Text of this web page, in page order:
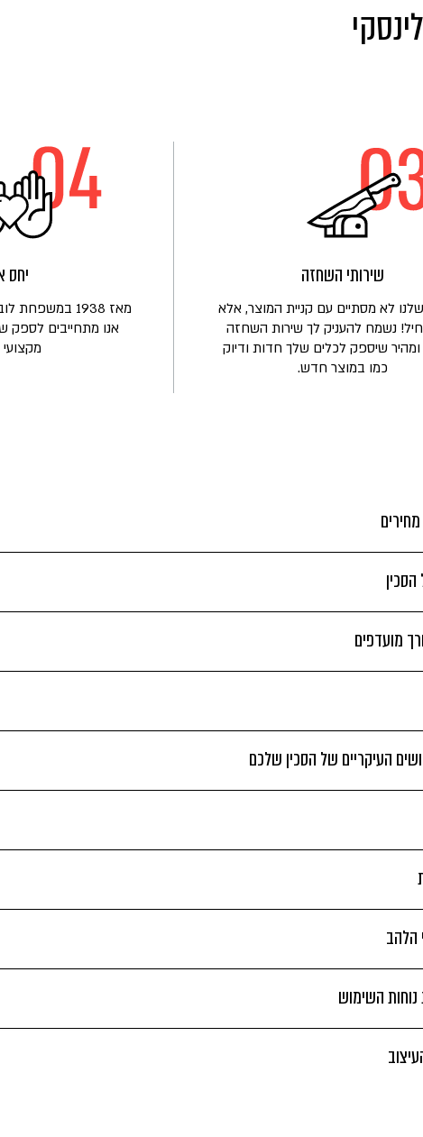
שירותי השחזה
לא מסתיים עם קניית המוצר, אלא
נשמח להעניק לך שירות השחזה
ומהיר שיספק לכלים שלך חדות ודיוק
כמו במוצר חדש.
יחס
מאז 1938
אנו מתחייבים לספק
מועדפים
העיקריים של הסכין שלכם
הלהב
השימוש